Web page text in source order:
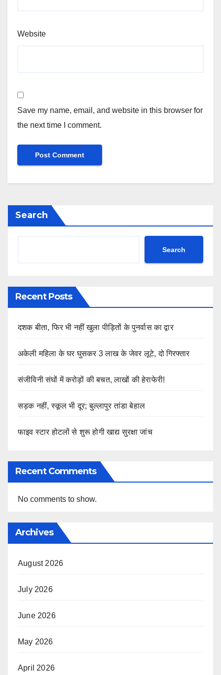
Website
Save my name, email, and website in this browser for
the next time I comment.
Search
Search
Recent Posts
दशक बीता, फिर भी नहीं खुला पीड़ितों के पुनर्वास का द्वार
अकेली महिला के घर घुसकर 3 लाख के जेवर लूटे, दो गिरफ्तार
संजीविनी संघों में करोड़ों की बचत, लाखों की हेराफेरी!
सड़क नहीं, स्कूल भी दूर; बुल्लापुर तांडा बेहाल
फाइव स्टार होटलों से शुरू होगी खाद्य सुरक्षा जांच
Recent Comments
No comments to show.
Archives
August 2026
July 2026
June 2026
May 2026
April 2026